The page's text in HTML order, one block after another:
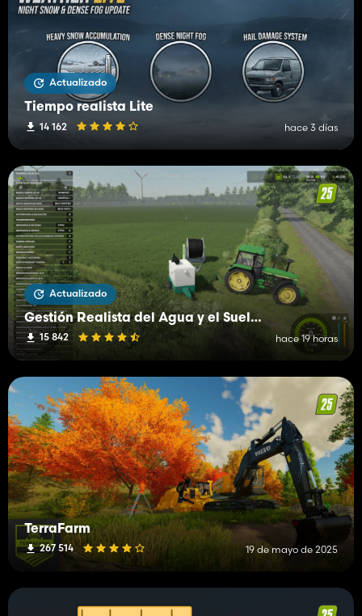
Actualizado
Tiempo realista Lite
14 162 hace 3 días
Actualizado
Gestión Realista del Agua y el Suelo (RWSM)
15 842 hace 19 horas
TerraFarm
267 514 19 de mayo de 2025